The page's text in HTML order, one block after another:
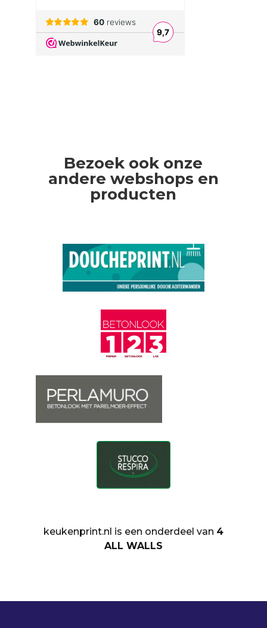
Bezoek ook onze
andere webshops en
producten
keukenprint.nl is een onderdeel van 4
ALL WALLS